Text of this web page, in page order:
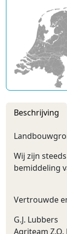
Beschrijving
Wij zijn
bemiddeling
Vertrouwde
G.J. Lubbers
Agriteam